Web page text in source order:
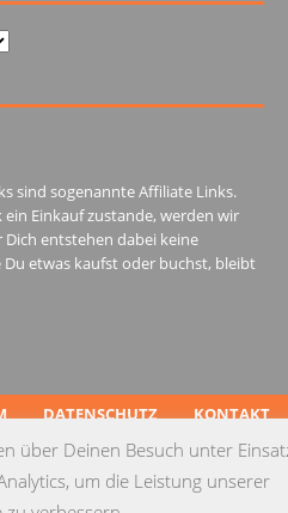
sind sogenannte Affiliate Links.
Einkauf zustande, werden wir
entstehen dabei keine
etwas kaufst oder buchst, bleibt
DATENSCHUTZ KONTAKT
über Deinen Besuch unter
um die Leistung unserer